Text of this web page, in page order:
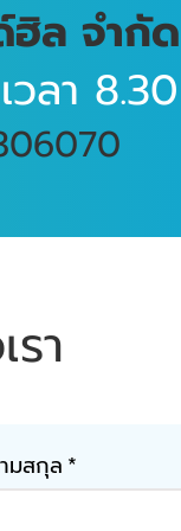
ล จำกัด
ลา
า
มสกุล *